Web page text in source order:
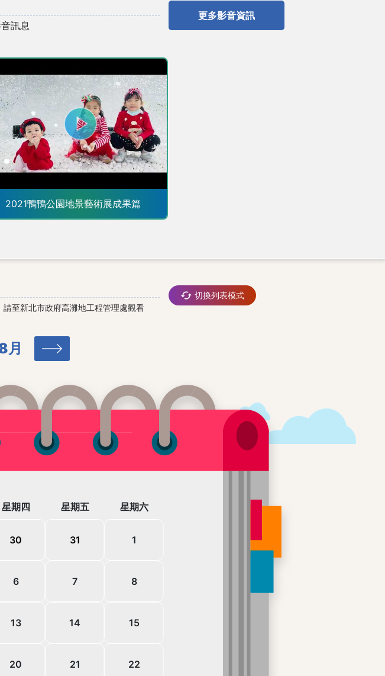
運草，認為是天神給愛爾蘭守護聖花，其
其每片葉子有著不同的意義，一片葉子代
子代表著愛情，如果能找到四片~就是非
常幸福唷。此外，白花三葉草可作為蜜源
及地被植物覆蓋在地表具觀賞價值，同時
是固氮植物，不僅可以增加土壤養分，更
具水土保持作用。 每年一到花開季節，
許多部落客、網美等都會到此拍下美麗的
畫面，尤其是在新北大都會公園，幅員廣
闊的大草地、皚皚白雪的白花三葉草在熊
美景。歡迎市民好朋友至新北河濱公園賞
遊時，別忘了低頭看看白花三葉草，找找
需要你我一起努力；若有發燒或急性呼吸
新聞稿內容詳洽：新北市政府高灘地工程
管理處 隊長李俊儒 聯絡電話：
話：(02)89699596#601
訊息
更多影音資訊
2021鴨鴨公園地景藝術展成果篇
至新北市政府高灘地工程管理處觀看
切換列表模式
四 五 六
30 31 1
6 7 8
13 14 15
20 21 22